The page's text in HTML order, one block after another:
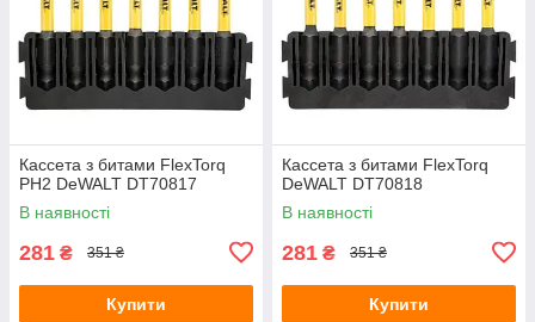
Кассета з битами FlexTorq
PH2 DeWALT DT70817
В наявності
281 ₴ 351 ₴
Купити
Кассета з битами FlexTorq
DeWALT DT70818
В наявності
281 ₴ 351 ₴
Купити